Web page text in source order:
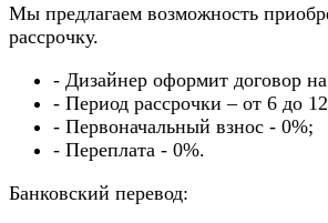
Мы предлагаем возможность
рассрочку.
- Дизайнер оформит договор
- Период рассрочки – от 6 до
- Первоначальный взнос - 0%;
- Переплата - 0%.
Банковский перевод: